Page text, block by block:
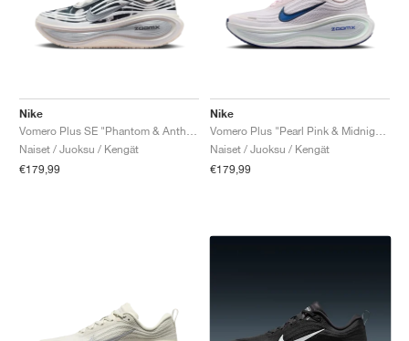
Nike
Naiset / Juoksu / Kengät
€179,99
Nike
Naiset / Juoksu / Kengät
€179,99